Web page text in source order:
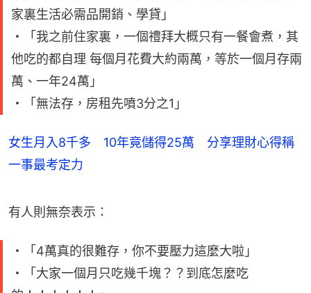
家裏生活必需品開銷、學貸」
・「我之前住家裏，一個禮拜大概只有一餐會煮，其
他吃的都自理 每個月花費大約兩萬，等於一個月存兩
萬、一年24萬」
・「無法存，房租先噴3分之1」
女生月入8千多 10年竟儲得25萬 分享理財心得稱
一事最考定力
有人則無奈表示：
・「4萬真的很難存，你不要壓力這麼大啦」
・「大家一個月只吃幾千塊？？到底怎麼吃